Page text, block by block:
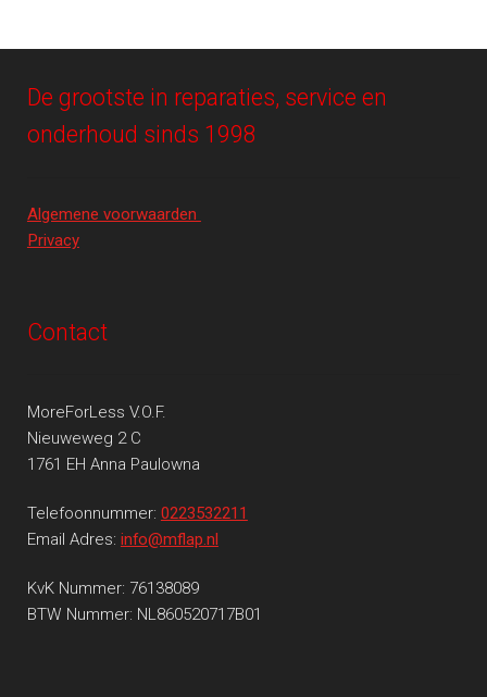
De grootste in reparaties, service en
onderhoud sinds 1998
Algemene voorwaarden
Privacy
Contact
MoreForLess V.O.F.
Nieuweweg 2 C
1761 EH Anna Paulowna
Telefoonnummer: 0223532211
Email Adres: info@mflap.nl
KvK Nummer: 76138089
BTW Nummer: NL860520717B01